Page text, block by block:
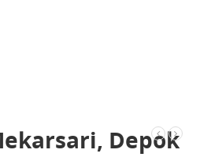
Depok